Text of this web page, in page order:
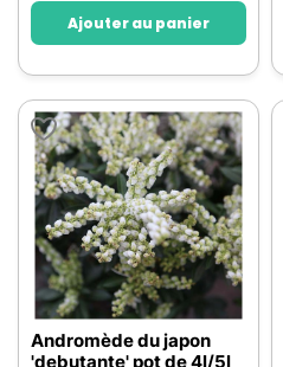
Ajouter au panier
Andromède du japon
'debutante' pot de 4l/5l